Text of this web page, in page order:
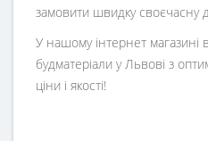
замовити швидку своєчасну
У нашому інтернет магазині
будматеріали у Львові з
ціни і якості!